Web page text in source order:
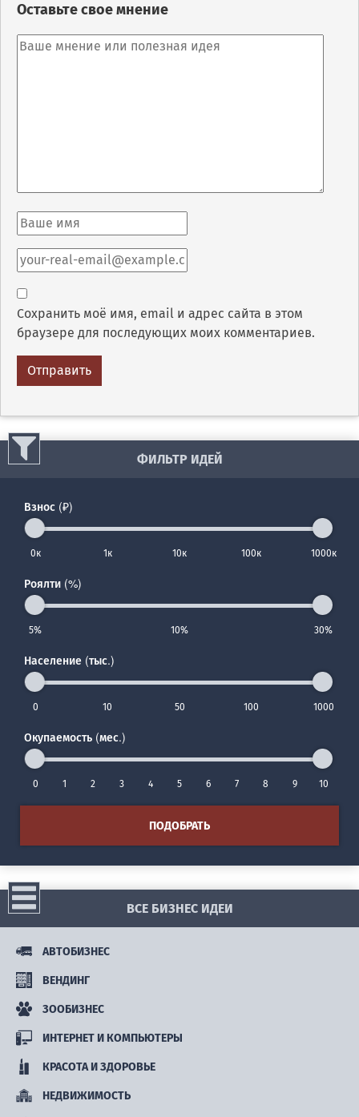
Оставьте свое мнение
Сохранить моё имя, email и адрес сайта в этом
браузере для последующих моих комментариев.
ФИЛЬТР ИДЕЙ
Взнос (₽)
0к 1к 10к 100к 1000к
Роялти (%)
5% 10% 30%
Население (тыс.)
0 10 50 100 1000
Окупаемость (мес.)
0 1 2 3 4 5 6 7 8 9 10
ПОДОБРАТЬ
ВСЕ БИЗНЕС ИДЕИ
АВТОБИЗНЕС
ВЕНДИНГ
ЗООБИЗНЕС
ИНТЕРНЕТ И КОМПЬЮТЕРЫ
КРАСОТА И ЗДОРОВЬЕ
НЕДВИЖИМОСТЬ